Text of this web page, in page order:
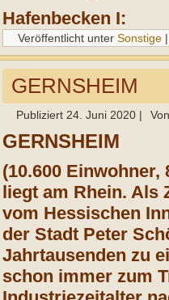
Hafenbecken I:
Veröffentlicht unter Sonstige
GERNSHEIM
Publiziert 24. Juni 2020 | Von
GERNSHEIM
(10.600
liegt am Rhein. Als
vom Hessischen
der Stadt Peter
Jahrtausenden zu
schon immer zum